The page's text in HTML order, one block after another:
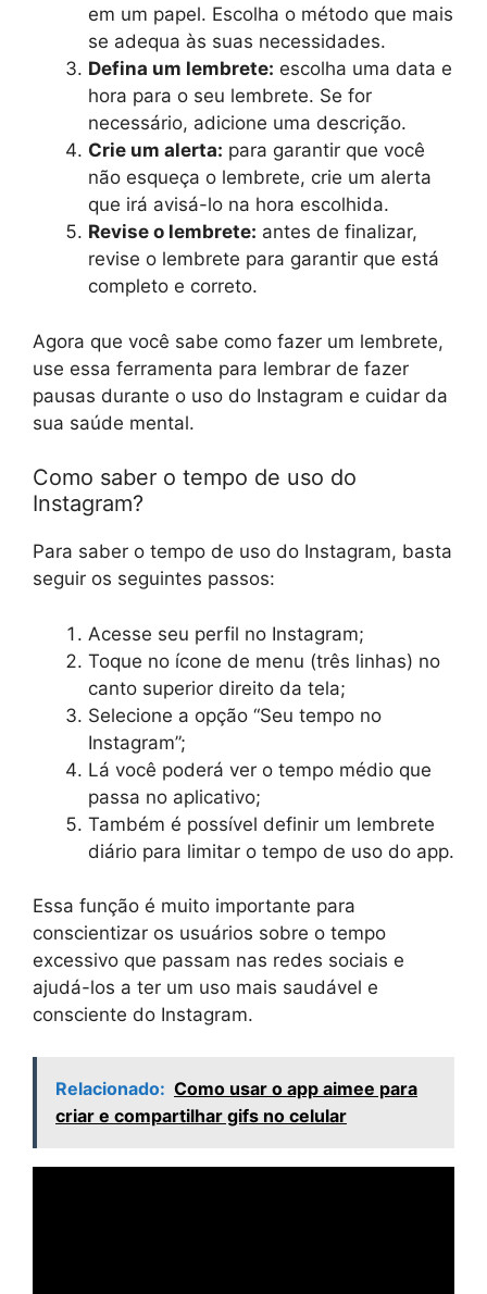
em um papel. Escolha o método que mais
se adequa às suas necessidades.
Defina um lembrete: escolha uma data e
hora para o seu lembrete. Se for
necessário, adicione uma descrição.
Crie um alerta: para garantir que você
não esqueça o lembrete, crie um alerta
que irá avisá-lo na hora escolhida.
Revise o lembrete: antes de finalizar,
revise o lembrete para garantir que está
completo e correto.
Agora que você sabe como fazer um lembrete,
use essa ferramenta para lembrar de fazer
pausas durante o uso do Instagram e cuidar da
sua saúde mental.
Como saber o tempo de uso do
Instagram?
Para saber o tempo de uso do Instagram, basta
seguir os seguintes passos:
Acesse seu perfil no Instagram;
Toque no ícone de menu (três linhas) no
canto superior direito da tela;
Selecione a opção “Seu tempo no
Instagram”;
Lá você poderá ver o tempo médio que
passa no aplicativo;
Também é possível definir um lembrete
diário para limitar o tempo de uso do app.
Essa função é muito importante para
conscientizar os usuários sobre o tempo
excessivo que passam nas redes sociais e
ajudá-los a ter um uso mais saudável e
consciente do Instagram.
Relacionado: Como usar o app aimee para
criar e compartilhar gifs no celular